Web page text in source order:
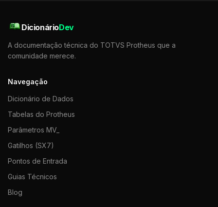
DicionárioDev
A documentação técnica do TOTVS Protheus que a
comunidade merece.
Navegação
Dicionário de Dados
Tabelas do Protheus
Parâmetros MV_
Gatilhos (SX7)
Pontos de Entrada
Guias Técnicos
Blog